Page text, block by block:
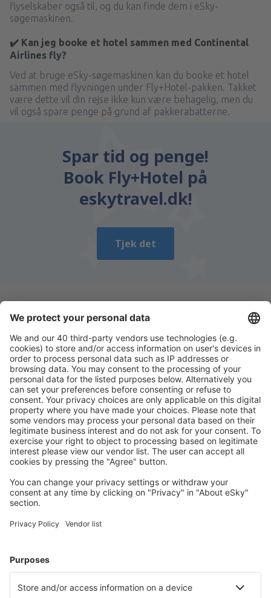
flyselskaber også til, og du kan finde dem i eSky-
søgemaskinen.
✔️ Kan jeg booke et hotel sammen med Continental
Airlines fly?
Ved at bruge eSky-søgemaskinen kan du booke et hotel
sammen med flyvningen under Fly+Hotel-pakken. Takket
være dette vil din rejse ikke kun være behagelig, men du
vil også spare penge på grund af pakkerabatterne.
Spar tid og penge!
Book Fly+Hotel på
eskytravel.dk!
Tjek det
Download vores appog planlæg nemt dine
rejser
Planlæg din rejse
Billige flybilletter
Storbyferie
Fly+Hotel
Hoteller